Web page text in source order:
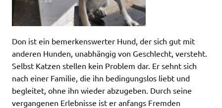
Don ist ein bemerkenswerter Hund, der sich gut mit
anderen Hunden, unabhängig von Geschlecht, versteht.
Selbst Katzen stellen kein Problem dar. Er sehnt sich
nach einer Familie, die ihn bedingungslos liebt und
begleitet, ohne ihn wieder abzugeben. Durch seine
vergangenen Erlebnisse ist er anfangs Fremden